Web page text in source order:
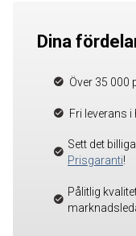
Dina
Över 35 000
Fri leverans
Sett det
Prisgaranti!
Pålitlig